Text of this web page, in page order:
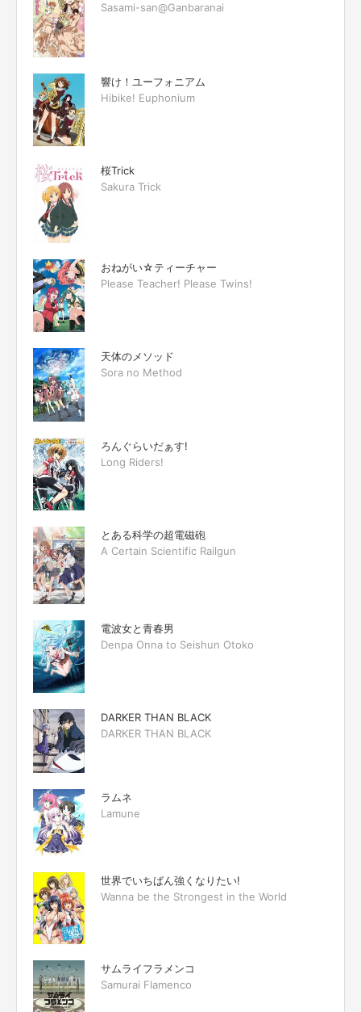
Sasami-san@Ganbaranai
響け！ユーフォニアム
Hibike! Euphonium
桜Trick
Sakura Trick
おねがい☆ティーチャー
Please Teacher! Please Twins!
天体のメソッド
Sora no Method
ろんぐらいだぁす!
Long Riders!
とある科学の超電磁砲
A Certain Scientific Railgun
電波女と青春男
Denpa Onna to Seishun Otoko
DARKER THAN BLACK
DARKER THAN BLACK
ラムネ
Lamune
世界でいちばん強くなりたい!
Wanna be the Strongest in the World
サムライフラメンコ
Samurai Flamenco